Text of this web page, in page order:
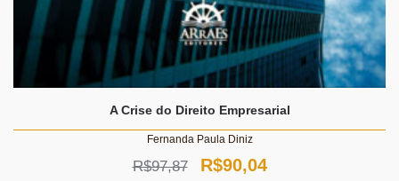
A Crise do Direito Empresarial
Fernanda Paula Diniz
R$97,87
O
R$90,04O